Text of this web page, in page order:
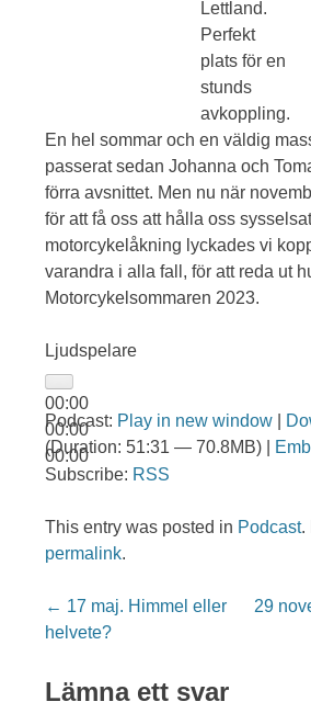
Lettland.
Perfekt
plats för en
stunds
avkoppling.
En hel sommar och en väldig
passerat sedan Johanna och
förra avsnittet. Men nu när
för att få oss att hålla oss
motorcykelåkning lyckades vi
varandra i alla fall, för att reda ut
Motorcykelsommaren 2023.
Ljudspelare
00:00
00:00
00:00
Podcast: Play in new window
(Duration: 51:31 — 70.8MB) |
Subscribe: RSS
This entry was posted in Podcast.
permalink.
Post
navigation
← 17 maj. Himmel eller
helvete?
29
Lämna ett svar